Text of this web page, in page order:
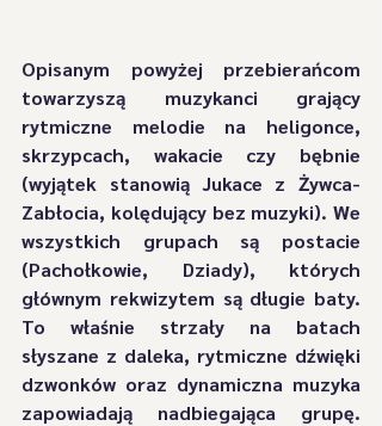
Opisanym powyżej przebierańcom
towarzyszą muzykanci grający
rytmiczne melodie na heligonce,
skrzypcach, wakacie czy bębnie
(wyjątek stanowią Jukace z Żywca-
Zabłocia, kolędujący bez muzyki). We
wszystkich grupach są postacie
(Pachołkowie, Dziady), których
głównym rekwizytem są długie baty.
To właśnie strzały na batach
słyszane z daleka, rytmiczne dźwięki
dzwonków oraz dynamiczna muzyka
zapowiadają nadbiegająca grupę.